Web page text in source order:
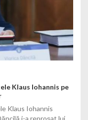
Klaus Iohannis pe
Klaus Iohannis
i-a reproșat lui